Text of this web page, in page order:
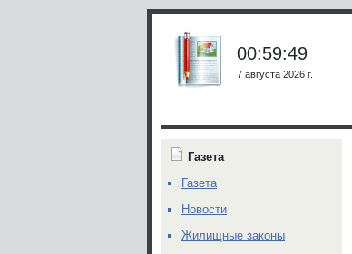
00:59:49
7 августа 2026 г.
Газета
Газета
Новости
Жилищные законы